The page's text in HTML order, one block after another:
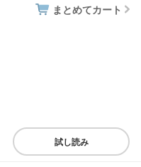
まとめてカート
試し読み